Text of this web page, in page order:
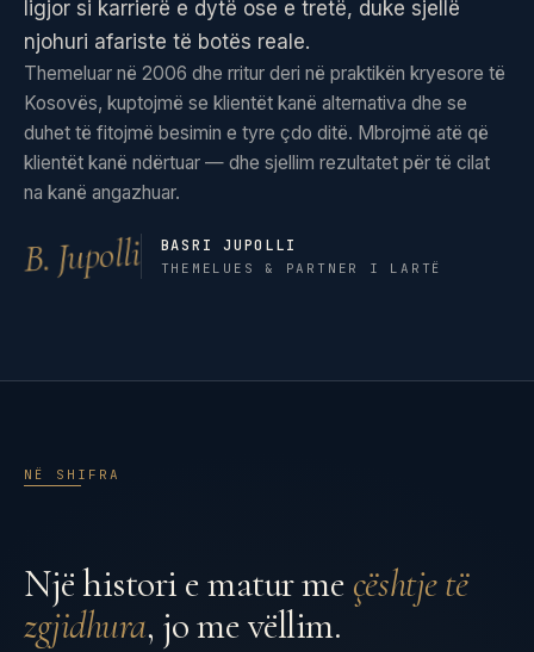
ligjor si karrierë e dytë ose e tretë, duke sjellë
njohuri afariste të botës reale.
Themeluar në 2006 dhe rritur deri në praktikën kryesore të
Kosovës, kuptojmë se klientët kanë alternativa dhe se
duhet të fitojmë besimin e tyre çdo ditë. Mbrojmë atë që
klientët kanë ndërtuar — dhe sjellim rezultatet për të cilat
na kanë angazhuar.
B. Jupolli BASRI JUPOLLI
THEMELUES & PARTNER I LARTË
NË SHIFRA
Një histori e matur me çështje të
zgjidhura, jo me vëllim.